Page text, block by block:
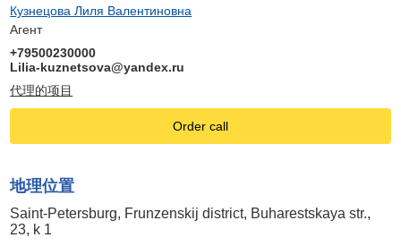
Кузнецова Лиля Валентиновна
Агент
+79500230000
Lilia-kuznetsova@yandex.ru
代理的项目
Order call
地理位置
Saint-Petersburg, Frunzenskij district, Buharestskaya str.,
23, k 1